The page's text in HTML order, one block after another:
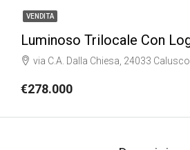
VENDITA
Luminoso Trilocale Con
via C.A. Dalla Chiesa, 24033
€278.000